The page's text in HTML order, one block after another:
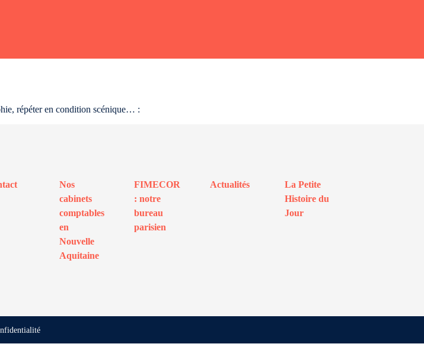
répéter en condition scénique… :
Nos
cabinets
comptables
en
Nouvelle
Aquitaine
FIMECOR
: notre
bureau
parisien
Actualités
La Petite
Histoire du
Jour